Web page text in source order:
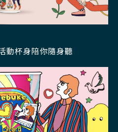
動杯身陪你隨身聽